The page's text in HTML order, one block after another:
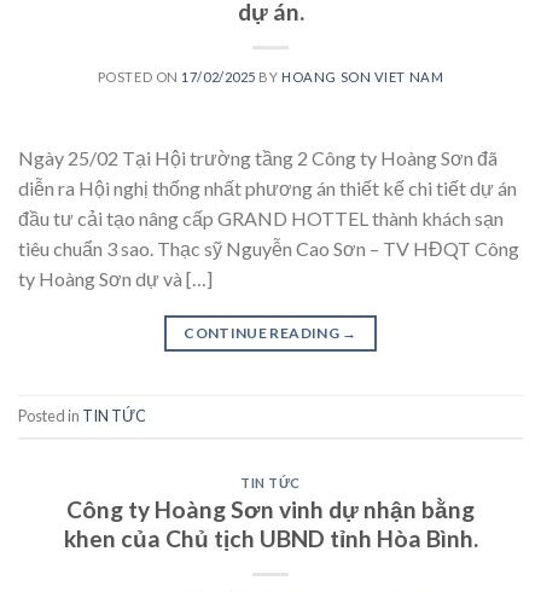
dự án.
POSTED ON 17/02/2025 BY HOANG SON VIET NAM
Ngày 25/02 Tại Hội trường tầng 2 Công ty Hoàng Sơn đã
diễn ra Hội nghị thống nhất phương án thiết kế chi tiết dự án
đầu tư cải tạo nâng cấp GRAND HOTTEL thành khách sạn
tiêu chuẩn 3 sao. Thạc sỹ Nguyễn Cao Sơn – TV HĐQT Công
ty Hoàng Sơn dự và […]
CONTINUE READING →
Posted in TIN TỨC
TIN TỨC
Công ty Hoàng Sơn vinh dự nhận bằng
khen của Chủ tịch UBND tỉnh Hòa Bình.